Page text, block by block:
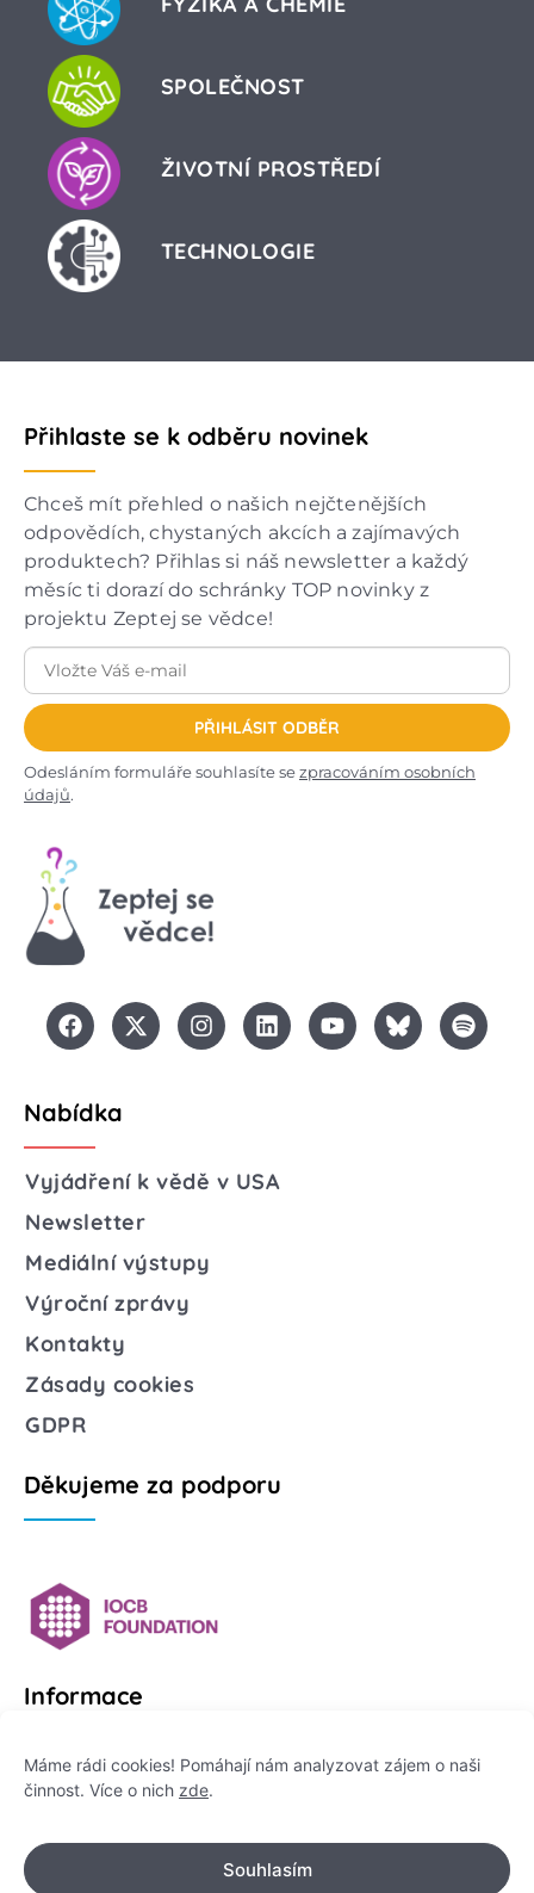
Máme rádi cookies! Pomáhají nám analyzovat zájem o naši
činnost. Více o nich zde.
Souhlasím
SPOLEČNOST
ŽIVOTNÍ PROSTŘEDÍ
TECHNOLOGIE
Přihlaste se k odběru novinek
Chceš mít přehled o našich nejčtenějších
odpovědích, chystaných akcích a zajímavých
produktech? Přihlas si náš newsletter a každý
měsíc ti dorazí do schránky TOP novinky z
projektu Zeptej se vědce!
PŘIHLÁSIT ODBĚR
Odesláním formuláře souhlasíte sezpracováním osobních
údajů.
Nabídka
Vyjádření k vědě v USA
Newsletter
Mediální výstupy
Výroční zprávy
Kontakty
Zásady cookies
GDPR
Děkujeme za podporu
Informace
Platformu Zeptej se vědce provozuje:
IČO: 178 47 389
Flemingovo náměstí 542/2,